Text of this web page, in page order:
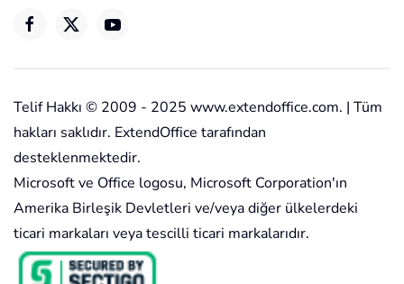
Telif Hakkı © 2009 - 2025 www.extendoffice.com. | Tüm
hakları saklıdır. ExtendOffice tarafından
desteklenmektedir.
Microsoft ve Office logosu, Microsoft Corporation'ın
Amerika Birleşik Devletleri ve/veya diğer ülkelerdeki
ticari markaları veya tescilli ticari markalarıdır.